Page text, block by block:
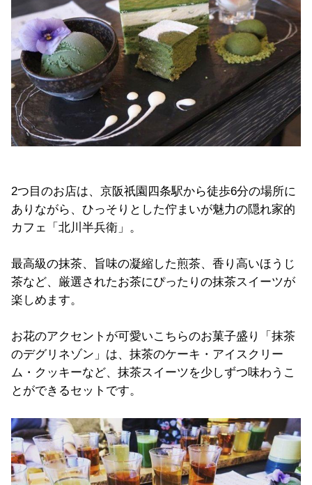
2つ目のお店は、京阪祇園四条駅から徒歩6分の場所に
ありながら、 ひっそりとした佇まいが魅力の隠れ家的
カフェ「 北川半兵衛」。
最高級の抹茶、旨味の凝縮した煎茶、香り高いほうじ
茶など、 厳選されたお茶にぴったりの抹茶スイーツが
楽しめます。
お花のアクセントが可愛いこちらのお菓子盛り 「 抹茶
のデグリネゾン」 は、 抹茶のケーキ・アイスクリー
ム・クッキーなど、抹茶スイーツを少しずつ味わうこ
とができるセットです。